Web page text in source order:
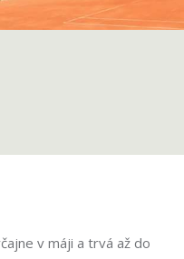
v máji a trvá až do